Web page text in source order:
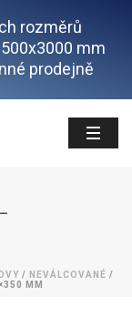
rozměrů
mm
prodejně
/ NEVÁLCOVANÉ /
MM